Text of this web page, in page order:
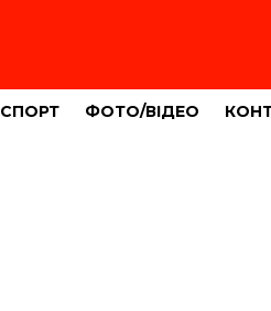
СПОРТ ФОТО/ВІДЕО